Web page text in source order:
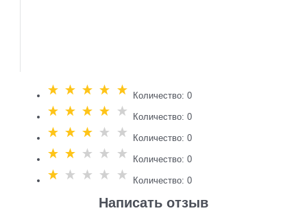
Количество: 0
Количество: 0
Количество: 0
Количество: 0
Количество: 0
Написать отзыв